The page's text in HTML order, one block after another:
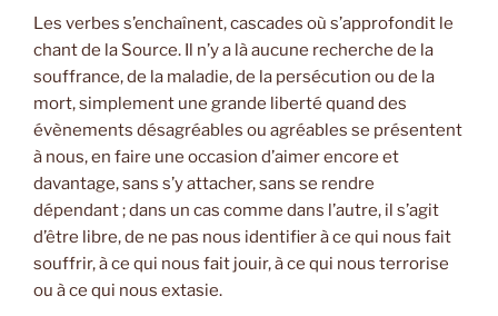
Les verbes s’enchaînent, cascades où s’approfondit le
chant de la Source. Il n’y a là aucune recherche de la
souffrance, de la maladie, de la persécution ou de la
mort, simplement une grande liberté quand des
évènements désagréables ou agréables se présentent
à nous, en faire une occasion d’aimer encore et
davantage, sans s’y attacher, sans se rendre
dépendant ; dans un cas comme dans l’autre, il s’agit
d’être libre, de ne pas nous identifier à ce qui nous fait
souffrir, à ce qui nous fait jouir, à ce qui nous terrorise
ou à ce qui nous extasie.